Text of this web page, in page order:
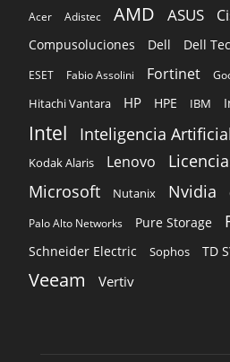
Acer Adistec AMD ASUS
Compusoluciones Dell Dell
ESET
Fabio Assolini Fortinet
Hitachi Vantara HP HPE IBM
Intel Inteligencia Artificial
Kodak Alaris Lenovo
Microsoft Nutanix Nvidia
Palo Alto Networks Pure Storage
Schneider Electric Sophos TD
Veeam Vertiv